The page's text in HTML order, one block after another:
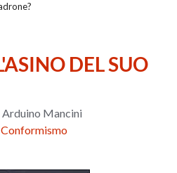
DEL SUO
Arduino Mancini